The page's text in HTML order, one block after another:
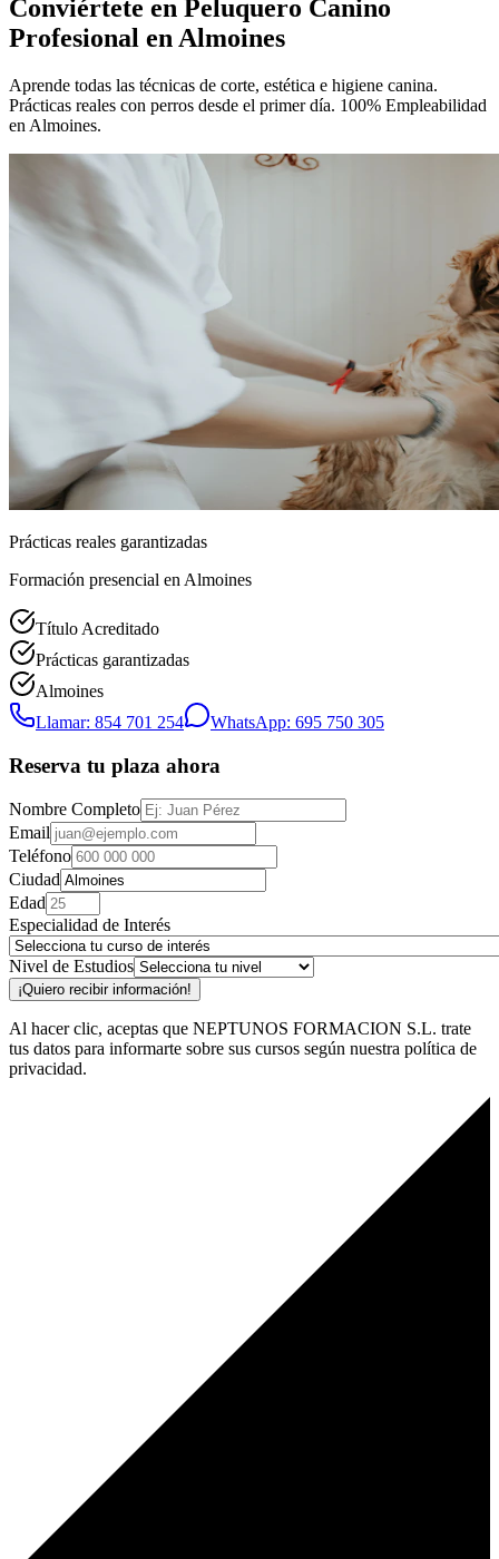
Conviértete en Peluquero Canino
Profesional en Almoines
Aprende todas las técnicas de corte, estética e higiene canina.
Prácticas reales con perros desde el primer día. 100% Empleabilidad
en Almoines.
Prácticas reales garantizadas
Formación presencial en Almoines
Título Acreditado
Prácticas garantizadas
Almoines
Llamar: 854 701 254
WhatsApp: 695 750 305
Reserva tu plaza ahora
Nombre Completo
Email
Teléfono
Ciudad
Edad
Especialidad de Interés
Nivel de Estudios
¡Quiero recibir información!
Al hacer clic, aceptas que NEPTUNOS FORMACION S.L. trate
tus datos para informarte sobre sus cursos según nuestra política de
privacidad.